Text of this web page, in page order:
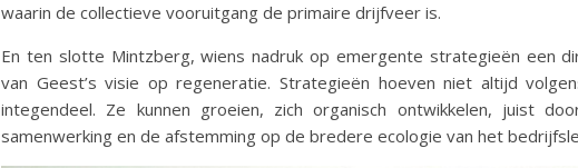
waarin de collectieve vooruitgang de primaire drijfveer is.
En ten slotte Mintzberg, wiens nadruk op emergente strategieën een
van Geest’s visie op regeneratie. Strategieën hoeven niet altijd
integendeel. Ze kunnen groeien, zich organisch ontwikkelen, juist
samenwerking en de afstemming op de bredere ecologie van het